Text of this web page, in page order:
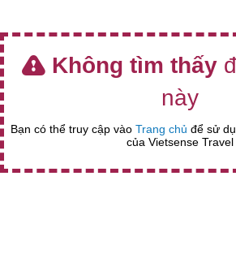
Không tìm thấy
này
Bạn có thể truy cập vào Trang chủ để sử
của Vietsense Travel